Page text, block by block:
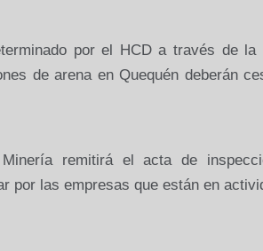
por el HCD a través de la
de arena en Quequén deberán
remitirá el acta de
por las empresas que están en